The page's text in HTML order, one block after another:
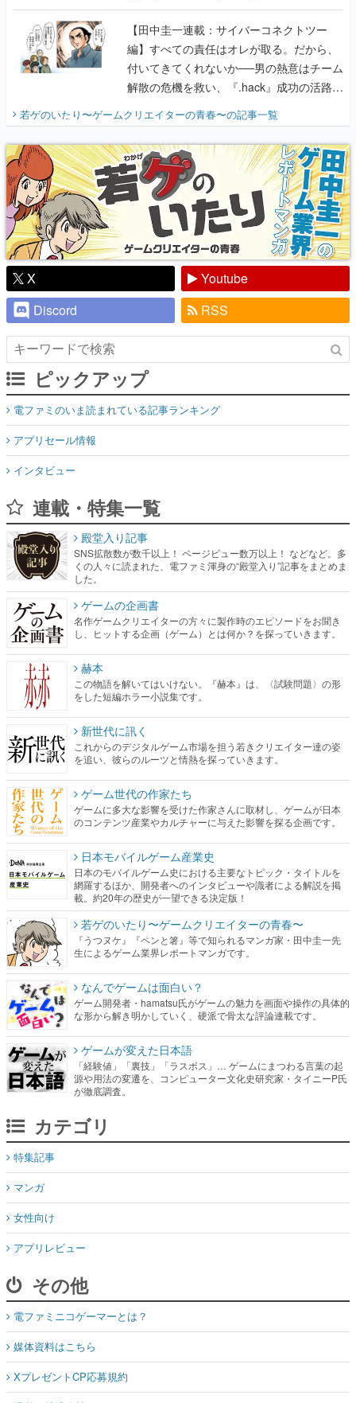
に行って、より理解を深めよう【PR】
【田中圭一連載：サイバーコネクトツー
編】すべての責任はオレが取る。だから、
付いてきてくれないか──男の熱意はチーム
解散の危機を救い、『.hack』成功の活路を
開く。業界の快男児・松山 洋に流れる血は
『少年ジャンプ』色だった【若ゲのいた
り】
若ゲのいたり〜ゲームクリエイターの青春〜の記事一覧
X
Youtube
Discord
RSS
ピックアップ
電ファミのいま読まれている記事ランキング
アプリセール情報
インタビュー
連載・特集一覧
殿堂入り記事
SNS拡散数が数千以上！ ページビュー数万以上！ などなど。多
くの人々に読まれた、電ファミ渾身の“殿堂入り”記事をまとめま
した。
ゲームの企画書
名作ゲームクリエイターの方々に製作時のエピソードをお聞き
し、ヒットする企画（ゲーム）とは何か？を探っていきます。
赫本
この物語を解いてはいけない。『赫本』は、〈試験問題〉の形
をした短編ホラー小説集です。
新世代に訊く
これからのデジタルゲーム市場を担う若きクリエイター達の姿
を追い、彼らのルーツと情熱を探っていきます。
ゲーム世代の作家たち
ゲームに多大な影響を受けた作家さんに取材し、ゲームが日本
のコンテンツ産業やカルチャーに与えた影響を探る企画です。
日本モバイルゲーム産業史
日本のモバイルゲーム史における主要なトピック・タイトルを
網羅するほか、開発者へのインタビューや識者による解説を掲
載。約20年の歴史が一望できる決定版！
若ゲのいたり〜ゲームクリエイターの青春〜
『うつヌケ』『ペンと箸』等で知られるマンガ家・田中圭一先
生によるゲーム業界レポートマンガです。
なんでゲームは面白い？
ゲーム開発者・hamatsu氏がゲームの魅力を画面や操作の具体的
な形から解き明かしていく、硬派で骨太な評論連載です。
ゲームが変えた日本語
「経験値」「裏技」「ラスボス」… ゲームにまつわる言葉の起
源や用法の変遷を、コンピューター文化史研究家・タイニーP氏
が徹底調査。
カテゴリ
特集記事
マンガ
女性向け
アプリレビュー
その他
電ファミニコゲーマーとは？
媒体資料はこちら
XプレゼントCP応募規約